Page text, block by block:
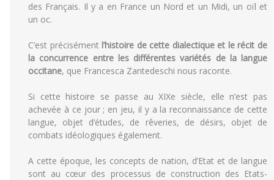
des Français. Il y a en France un Nord et un Midi, un oïl et
un oc.
C’est précisément l’histoire de cette dialectique et le récit de
la concurrence entre les différentes variétés de la langue
occitane, que Francesca Zantedeschi nous raconte.
Si cette histoire se passe au XIXe siècle, elle n’est pas
achevée à ce jour ; en jeu, il y a la reconnaissance de cette
langue, objet d’études, de rêveries, de désirs, objet de
combats idéologiques également.
A cette époque, les concepts de nation, d’Etat et de langue
sont au cœur des processus de construction des Etats-